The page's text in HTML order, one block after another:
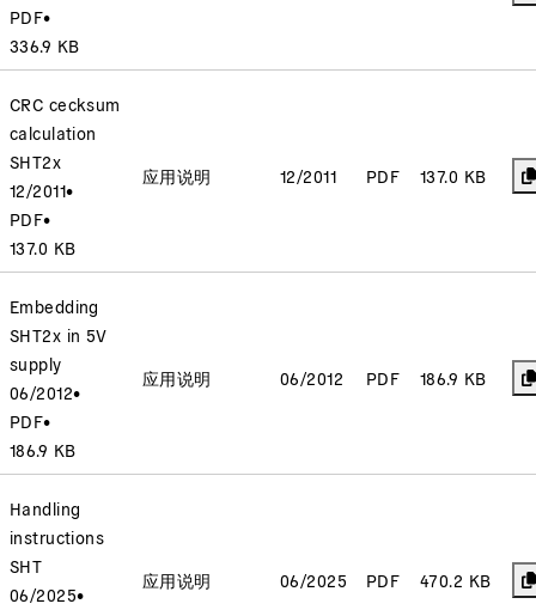
PDF•
336.9 KB
CRC cecksum
calculation
SHT2x
12/2011•
PDF•
137.0 KB
应用说明 12/2011 PDF 137.0 KB
Embedding
SHT2x in 5V
supply
06/2012•
PDF•
186.9 KB
应用说明 06/2012 PDF 186.9 KB
Handling
instructions
SHT
06/2025•
应用说明 06/2025 PDF 470.2 KB